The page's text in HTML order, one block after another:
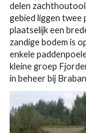
delen
gebied liggen twee
plaatselijk een
zandige bodem is
enkele
kleine groep
in beheer bij